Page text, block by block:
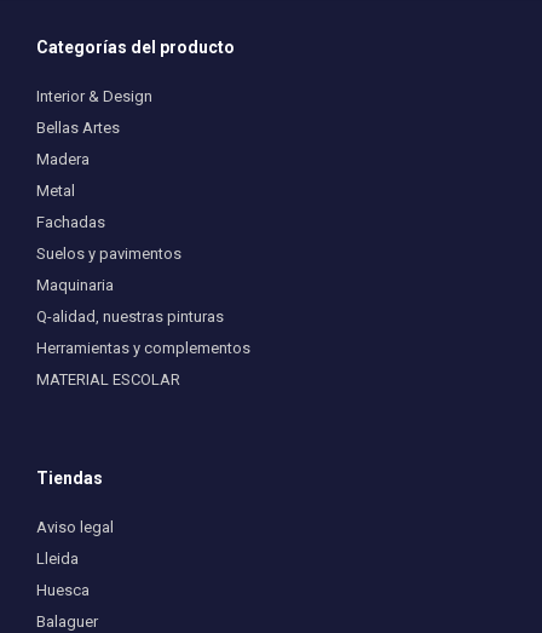
Categorías del producto
Interior & Design
Bellas Artes
Madera
Metal
Fachadas
Suelos y pavimentos
Maquinaria
Q-alidad, nuestras pinturas
Herramientas y complementos
MATERIAL ESCOLAR
Tiendas
Aviso legal
Lleida
Huesca
Balaguer